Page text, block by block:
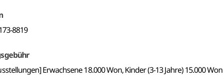
8819
Erwachsene 18.000 Won, Kinder (3-13 Jahre) 15.000 Won